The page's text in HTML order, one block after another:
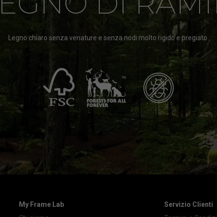
Legno chiaro senza venature e senza nodi molto rigido e pregiato.
My Frame Lab
Servizio Clienti